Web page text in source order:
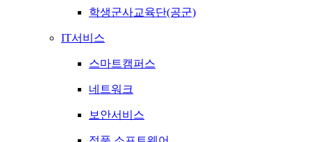
학생군사교육단(공군)
IT서비스
스마트캠퍼스
네트워크
보안서비스